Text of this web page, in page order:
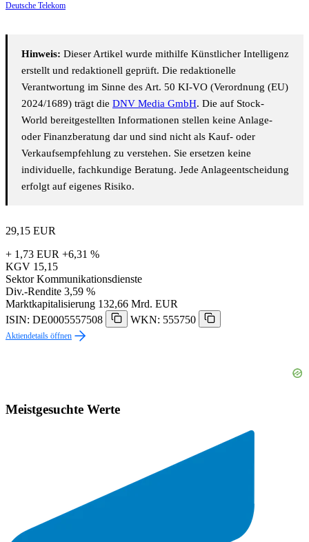
Deutsche Telekom
Hinweis: Dieser Artikel wurde mithilfe Künstlicher Intelligenz
erstellt und redaktionell geprüft. Die redaktionelle
Verantwortung im Sinne des Art. 50 KI-VO (Verordnung (EU)
2024/1689) trägt die DNV Media GmbH. Die auf Stock-
World bereitgestellten Informationen stellen keine Anlage-
oder Finanzberatung dar und sind nicht als Kauf- oder
Verkaufsempfehlung zu verstehen. Sie ersetzen keine
individuelle, fachkundige Beratung. Jede Anlageentscheidung
erfolgt auf eigenes Risiko.
29,15 EUR
+ 1,73 EUR +6,31 %
KGV 15,15
Sektor Kommunikationsdienste
Div.-Rendite 3,59 %
Marktkapitalisierung 132,66 Mrd. EUR
ISIN: DE0005557508
WKN: 555750
Aktiendetails öffnen
Meistgesuchte Werte